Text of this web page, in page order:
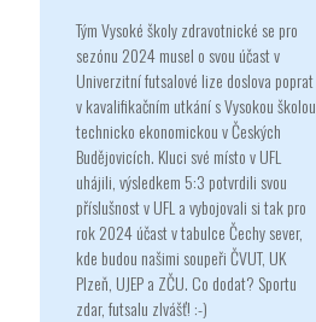
Tým Vysoké školy zdravotnické se pro
sezónu 2024 musel o svou účast v
Univerzitní futsalové lize doslova poprat
v kavalifikačním utkání s Vysokou školou
technicko ekonomickou v Českých
Budějovicích. Kluci své místo v UFL
uhájili, výsledkem 5:3 potvrdili svou
příslušnost v UFL a vybojovali si tak pro
rok 2024 účast v tabulce Čechy sever,
kde budou našimi soupeři ČVUT, UK
Plzeň, UJEP a ZČU. Co dodat? Sportu
zdar, futsalu zlvášť! :-)